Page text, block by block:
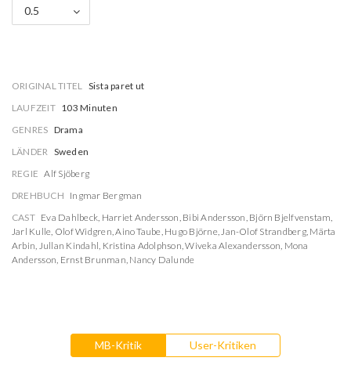
0.5
ORIGINAL TITEL Sista paret ut
LAUFZEIT 103 Minuten
GENRES Drama
LÄNDER Sweden
REGIE Alf Sjöberg
DREHBUCH Ingmar Bergman
CAST Eva Dahlbeck, Harriet Andersson, Bibi Andersson, Björn Bjelfvenstam,
Jarl Kulle, Olof Widgren,Aino Taube, Hugo Björne,Jan-Olof Strandberg, Märta
Arbin, Jullan Kindahl, Kristina Adolphson,Wiveka Alexandersson, Mona
Andersson, Ernst Brunman, Nancy Dalunde
MB-Kritik User-Kritiken